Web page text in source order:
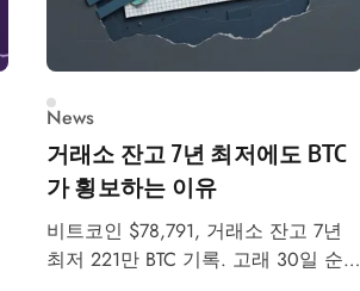
News
거래소 잔고 7년 최저에도 BTC
가 횡보하는 이유
비트코인 $78,791, 거래소 잔고 7년
최저 221만 BTC 기록. 고래 30일 순매